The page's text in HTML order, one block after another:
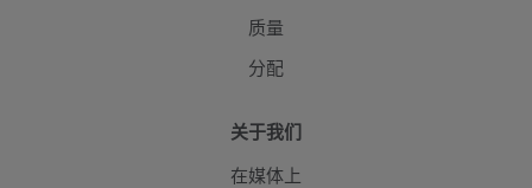
质量
分配
关于我们
在媒体上